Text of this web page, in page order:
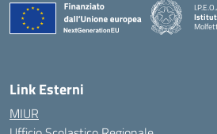
Link Esterni
MIUR